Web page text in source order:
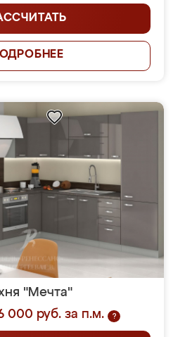
"Мечта"
000 руб. за п.м.
?